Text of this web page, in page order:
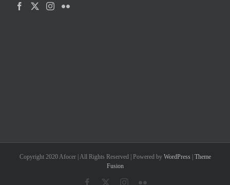
Copyright 2020 Afocer | All Rights Reserved | Powered by WordPress| Theme
Fusion
Facebook Instagram
Flickr